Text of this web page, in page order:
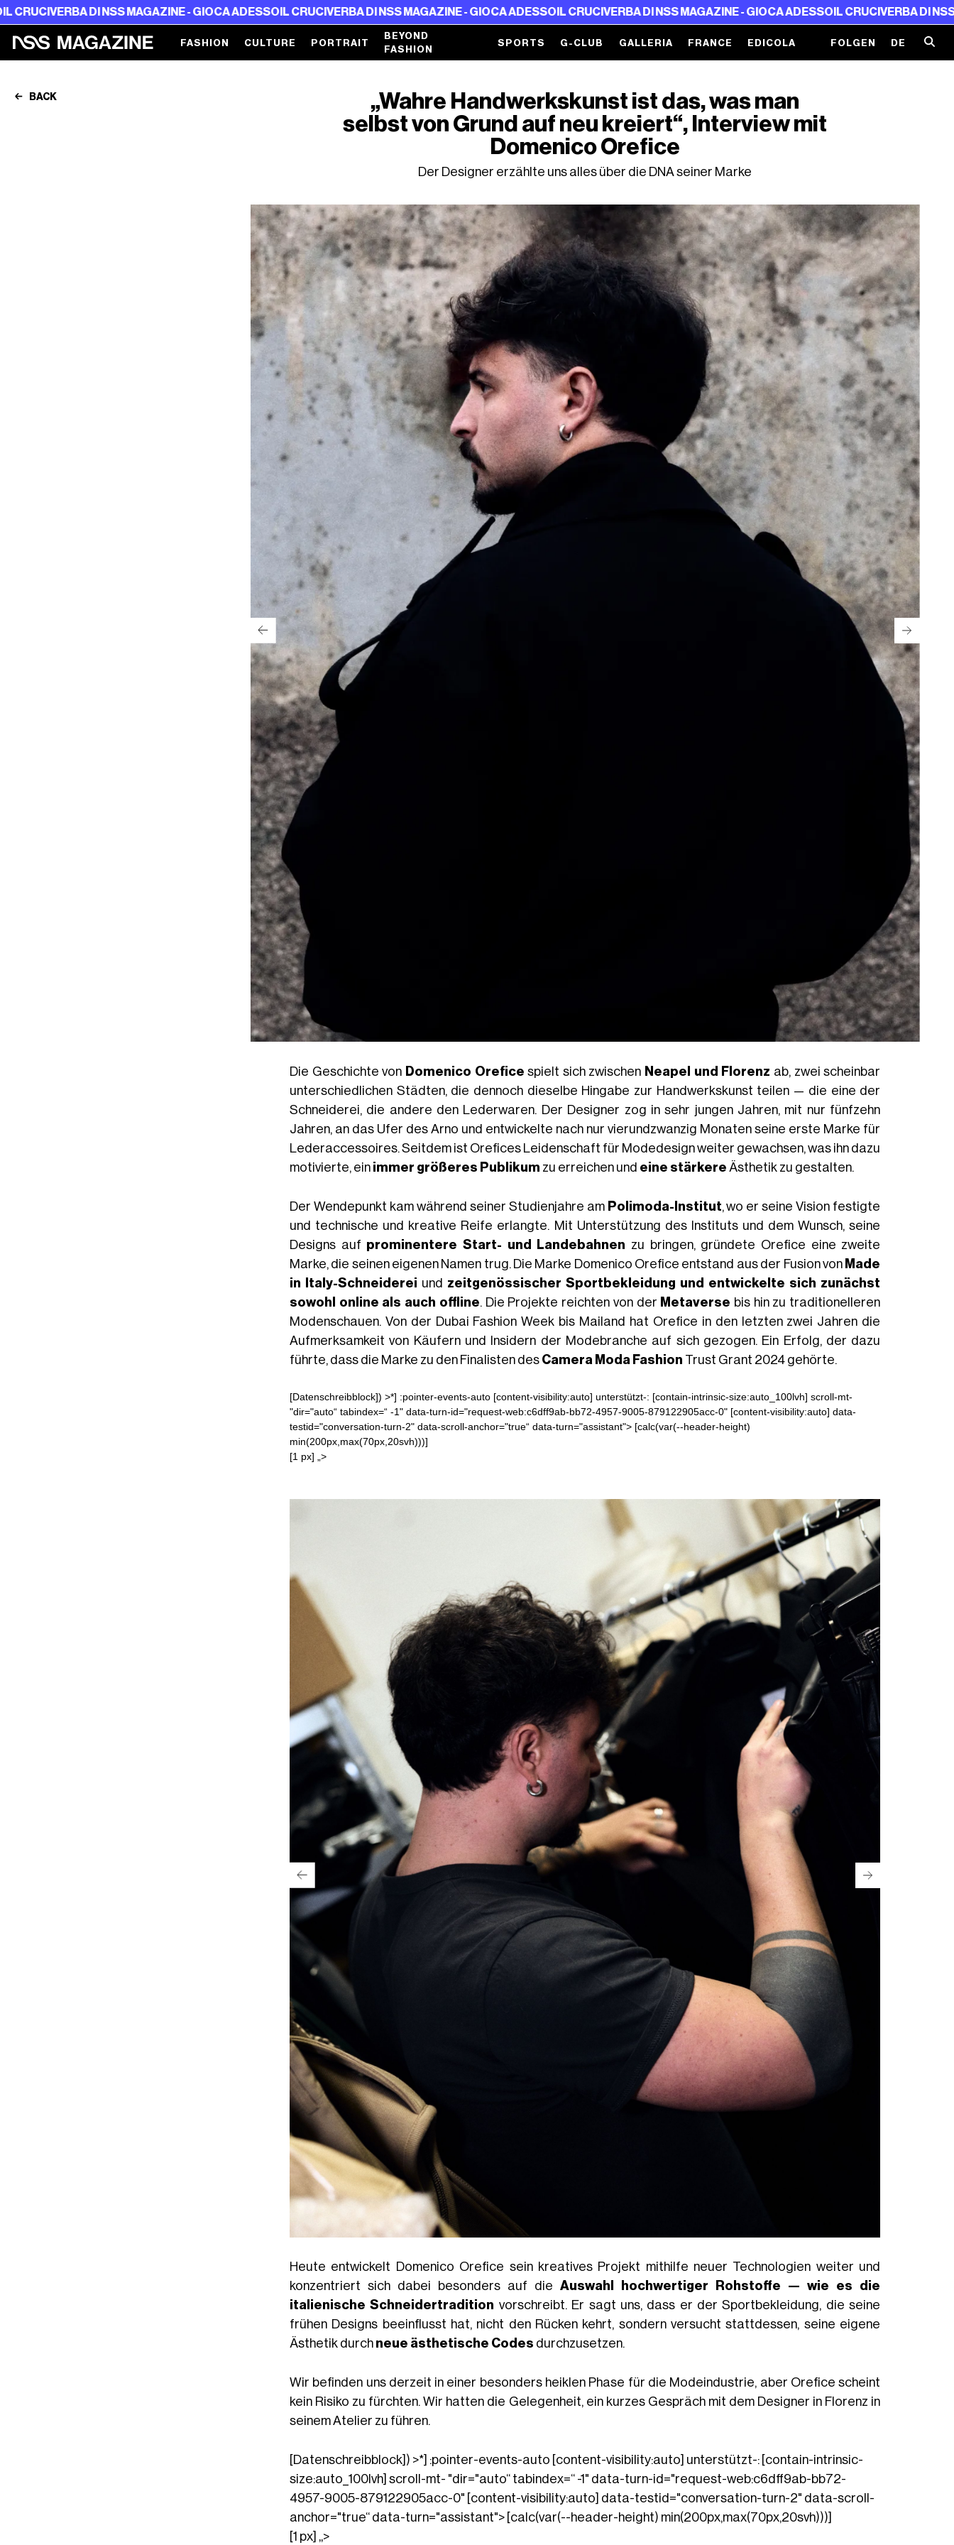
MAGAZINE - GIOCA ADESSO IL CRUCIVERBA DI NSS MAGAZINE - GIOCA ADESSO IL CRUCIVERBA DI NSS MAGAZINE - GIOCA ADESSO IL CRUCIVERBA DI NSS MAGAZINE -
FASHION CULTURE PORTRAIT
BEYOND
FASHION
SPORTS G-CLUB GALLERIA FRANCE EDICOLA FOLGEN DE
BACK
„Wahre Handwerkskunst ist das, was man
selbst von Grund auf neu kreiert“, Interview mit
Domenico Orefice
Der Designer erzählte uns alles über die DNA seiner Marke
Die Geschichte von Domenico Orefice spielt sich zwischen Neapel und Florenz ab, zwei scheinbar
unterschiedlichen Städten, die dennoch dieselbe Hingabe zur Handwerkskunst teilen — die eine der
Schneiderei, die andere den Lederwaren. Der Designer zog in sehr jungen Jahren, mit nur fünfzehn
Jahren, an das Ufer des Arno und entwickelte nach nur vierundzwanzig Monaten seine erste Marke für
Lederaccessoires. Seitdem ist Orefices Leidenschaft für Modedesign weiter gewachsen, was ihn dazu
motivierte, ein immer größeres Publikum zu erreichen und eine stärkere Ästhetik zu gestalten.
Der Wendepunkt kam während seiner Studienjahre am Polimoda-Institut, wo er seine Vision festigte
und technische und kreative Reife erlangte. Mit Unterstützung des Instituts und dem Wunsch, seine
Designs auf prominentere Start- und Landebahnen zu bringen, gründete Orefice eine zweite
Marke, die seinen eigenen Namen trug. Die Marke Domenico Orefice entstand aus der Fusion von Made
in Italy-Schneiderei und zeitgenössischer Sportbekleidung und entwickelte sich zunächst
sowohl online als auch offline. Die Projekte reichten von der Metaverse bis hin zu traditionelleren
Modenschauen. Von der Dubai Fashion Week bis Mailand hat Orefice in den letzten zwei Jahren die
Aufmerksamkeit von Käufern und Insidern der Modebranche auf sich gezogen. Ein Erfolg, der dazu
führte, dass die Marke zu den Finalisten des Camera Moda Fashion Trust Grant 2024 gehörte.
[Datenschreibblock]) >*] :pointer-events-auto [content-visibility:auto] unterstützt-: [contain-intrinsic-size:auto_100lvh] scroll-mt-
"dir="auto“ tabindex=“ -1" data-turn-id="request-web:c6dff9ab-bb72-4957-9005-879122905acc-0" [content-visibility:auto] data-
testid="conversation-turn-2" data-scroll-anchor="true“ data-turn="assistant"> [calc(var(--header-height)
min(200px,max(70px,20svh)))]
[1 px] „>
Heute entwickelt Domenico Orefice sein kreatives Projekt mithilfe neuer Technologien weiter und
konzentriert sich dabei besonders auf dieAuswahl hochwertiger Rohstoffe — wie es die
italienische Schneidertradition vorschreibt. Er sagt uns, dass er der Sportbekleidung, die seine
frühen Designs beeinflusst hat, nicht den Rücken kehrt, sondern versucht stattdessen, seine eigene
Ästhetik durch neue ästhetische Codes durchzusetzen.
Wir befinden uns derzeit in einer besonders heiklen Phase für die Modeindustrie, aber Orefice scheint
kein Risiko zu fürchten. Wir hatten die Gelegenheit, ein kurzes Gespräch mit dem Designer in Florenz in
seinem Atelier zu führen.
[Datenschreibblock]) >*] :pointer-events-auto [content-visibility:auto] unterstützt-: [contain-intrinsic-
size:auto_100lvh] scroll-mt- "dir="auto“ tabindex=“ -1" data-turn-id="request-web:c6dff9ab-bb72-
4957-9005-879122905acc-0" [content-visibility:auto] data-testid="conversation-turn-2" data-scroll-
anchor="true“ data-turn="assistant"> [calc(var(--header-height) min(200px,max(70px,20svh)))]
[1 px] „>